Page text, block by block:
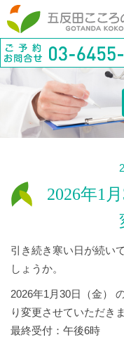
2026年1
引き続き寒い日が続い
しょうか。
2026年1月30日（金）
り変更させていただきま
最終受付：午後6時